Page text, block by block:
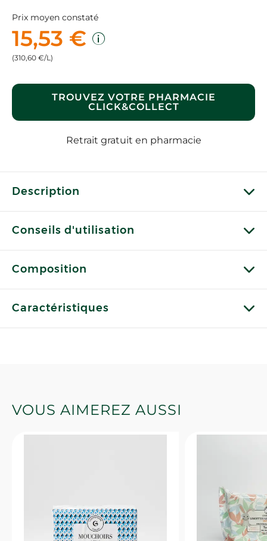
Prix moyen constaté
15,53 €
(310,60 €/L)
TROUVEZ VOTRE PHARMACIE
CLICK&COLLECT
Retrait gratuit en pharmacie
Description
Conseils d'utilisation
Composition
Caractéristiques
VOUS AIMEREZ AUSSI